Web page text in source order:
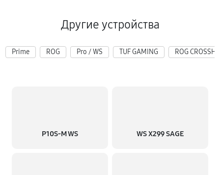
Другие устройства
Prime ROG Pro / WS TUF GAMING ROG
P10S-M WS WS X299 SAGE